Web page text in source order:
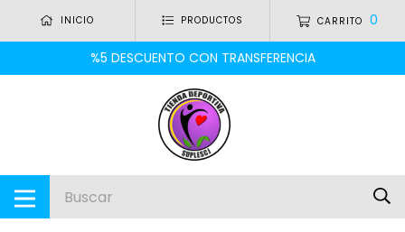
INICIO PRODUCTOS CARRITO 0
%5 DESCUENTO CON TRANSFERENCIA